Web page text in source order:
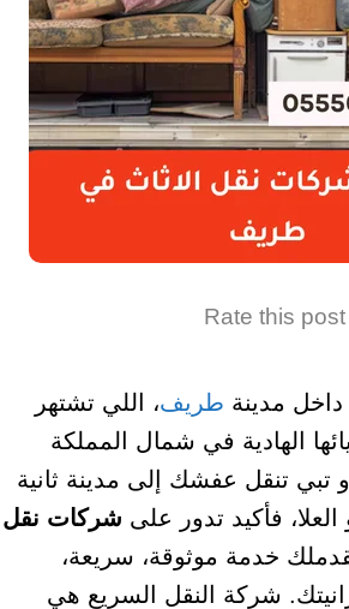
Rate this post
داخل مدينة طريف، اللي تشتهر
الهادية في شمال المملكة
أو تبي تنقل عفشك إلى مدينة ثانية
فأكيد تدور على شركات نقل
خدمة موثوقة، سريعة،
شركة النقل السريع هي